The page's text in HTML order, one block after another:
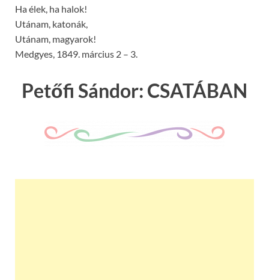
Ha élek, ha halok!
Utánam, katonák,
Utánam, magyarok!
Medgyes 1849. március 2 – 3.
Petőfi Sándor: CSATÁBAN